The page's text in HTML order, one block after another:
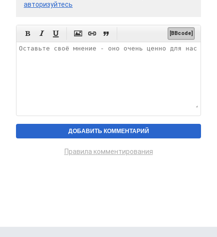
авторизуйтесь
      [BBcode]
Правила комментирования